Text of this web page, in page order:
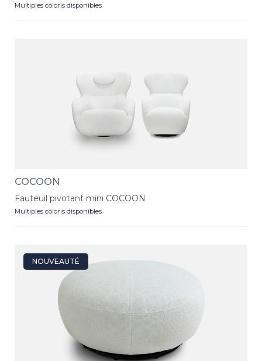
Multiples coloris disponibles
COCOON
Fauteuil pivotant mini COCOON
Multiples coloris disponibles
NOUVEAUTÉ